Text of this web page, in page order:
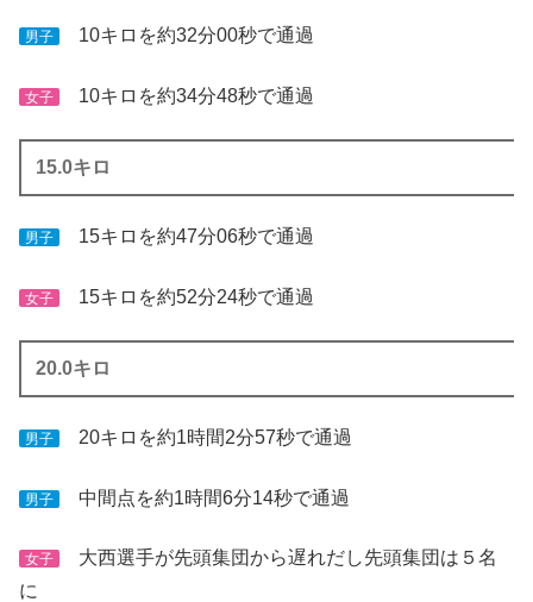
男子 10キロを約32分00秒で通過
女子 10キロを約34分48秒で通過
15.0キロ
男子 15キロを約47分06秒で通過
女子 15キロを約52分24秒で通過
20.0キロ
男子 20キロを約1時間2分57秒で通過
男子 中間点を約1時間6分14秒で通過
女子
大西選手が先頭集団から遅れだし先頭集団は５名
に